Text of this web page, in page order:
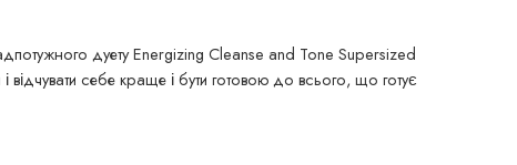
дуету Energizing Cleanse and Tone Supersized
відчувати себе краще і бути готовою до всього, що готує